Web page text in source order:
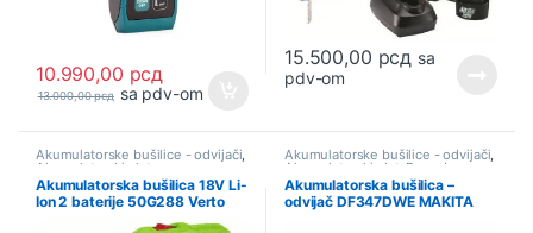
10.990,00 рсд
13.000,00рсд sa pdv-om
15.500,00 рсд sa
pdv-om
Akumulatorske bušilice - odvijači,
Akumulatorski alat
Akumulatorska bušilica 18V Li-
Ion 2 baterije 50G288 Verto
Akumulatorske bušilice - odvijači,
Akumulatorski alat Ponuda
Akumulatorska bušilica –
odvijač DF347DWE MAKITA